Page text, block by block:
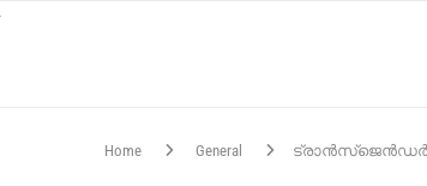
Home General